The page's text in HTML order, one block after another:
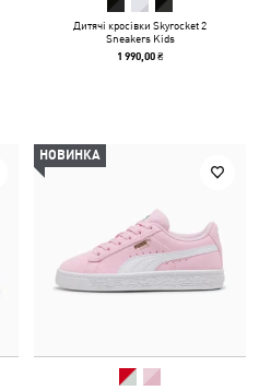
Дитячі кросівки Skyrocket 2
Sneakers Kids
1 990,00 ₴
НОВИНКА